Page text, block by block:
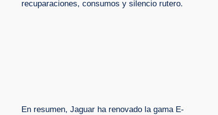
recuparaciones, consumos y silencio rutero.
En resumen, Jaguar ha renovado la gama E-